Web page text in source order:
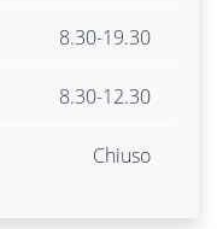
8.30-19.30
8.30-12.30
Chiuso